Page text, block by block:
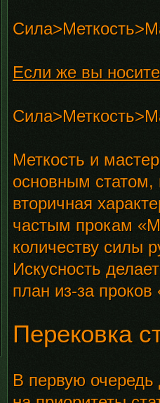
Если же вы
Меткость и
основным
вторичная
частым прокам
количеству силы
Искусность
план из-за
Перековка
В первую очередь